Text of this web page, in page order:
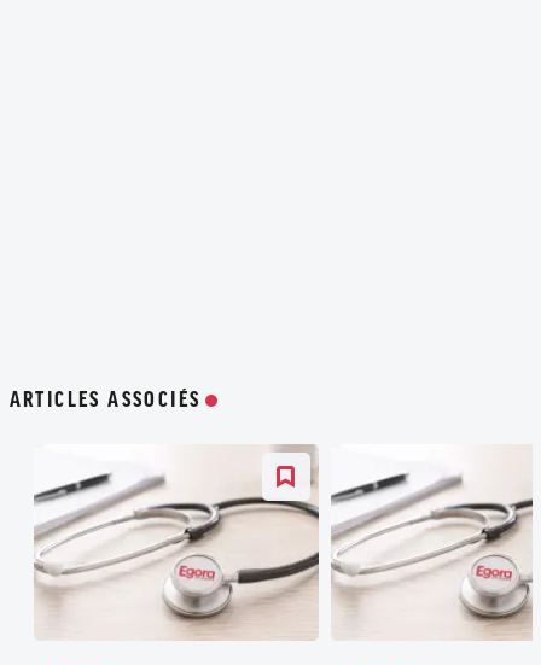
ARTICLES ASSOCIÉS